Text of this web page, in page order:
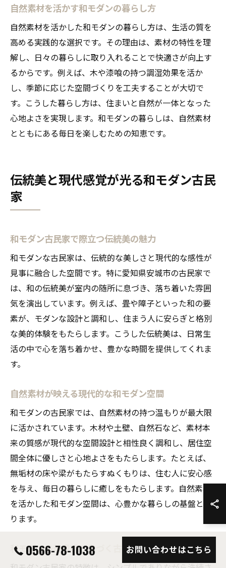
自然素材を活かす和モダンの暮らし方
自然素材を活かした和モダンの暮らし方は、生活の質を
高める実践的な選択です。その理由は、素材の特性を理
解し、日々の暮らしに取り入れることで快適さが向上す
るからです。例えば、木や漆喰の持つ調湿効果を活か
し、季節に応じた空間づくりを工夫することが大切で
す。こうした暮らし方は、住まいと自然が一体となった
心地よさを実現します。和モダンの暮らしは、自然素材
とともにある毎日を楽しむための知恵です。
伝統美と現代感覚が光る和モダン古民
家
和モダン古民家で際立つ伝統美の魅力
和モダンな古民家は、伝統的な美しさと現代的な感性が
見事に融合した空間です。特に愛知県安城市の古民家で
は、和の伝統美が室内の随所に息づき、落ち着いた雰囲
気を演出しています。例えば、畳や障子といった和の要
素が、モダンな設計と調和し、住まう人に安らぎと格別
な美的体験をもたらします。こうした伝統美は、日常生
活の中で心を落ち着かせ、豊かな時間を提供してくれま
す。
自然素材が映える現代的な和モダン空間
和モダンの古民家では、自然素材の持つ温もりが最大限
に活かされています。木材や土壁、自然石など、素材本
来の質感が現代的な空間設計と相性良く調和し、居住空
間全体に優しさと心地よさをもたらします。たとえば、
無垢材の床や梁がもたらすぬくもりは、住む人に安心感
を与え、毎日の暮らしに癒しをもたらします。自然素材
を活かした和モダン空間は、心豊かな暮らしの基盤とな
ります。
和モダンの美意識が息づく古民家の特徴
0566-78-1038 お問い合わせはこちら